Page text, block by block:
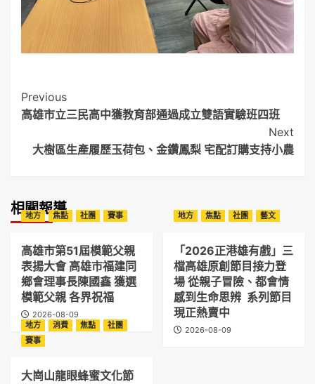
Post
Navigation
Previous
高雄市立三民高中獲教育部通過成立雙語實驗班四班
Next
大樹區生產履歷玉荷包、金鑽鳳梨 宅配訂購支持小農
相關報導
地方 焦點 社團 賽事
高雄市第51屆模範父親
表揚大會 高雄市福建同
鄉會理事長陳國鑫 獲選
模範父親 各界祝福
2026-08-09
地方 焦點 社團 藝文
「2026正港雄有戲」三
檔高雄原創節目接力登
場 從親子冒險、都會情
感到生命思辨 系列節目
現正熱賣中
2026-08-09
地方 消費 焦點
社團
賽事
大崗山龍眼蜂蜜文化節